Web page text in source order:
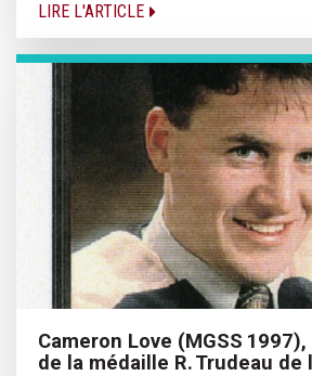
LIRE L'ARTICLE
Cameron Love (MGSS
de la médaille R. Trudeau de